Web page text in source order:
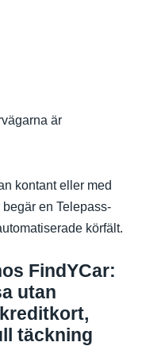
är
kontant eller med
en Telepass-
körfält.
FindYCar:
utan
täckning